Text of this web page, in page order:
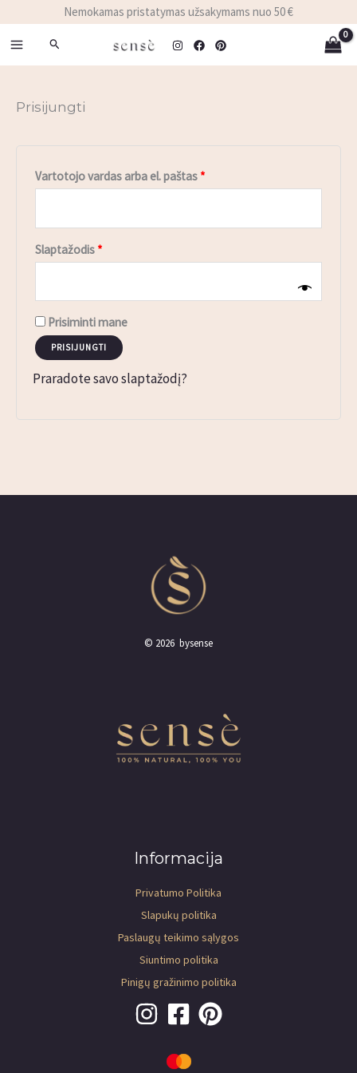
turinio
Nemokamas pristatymas užsakymams nuo 50 €
Paieška
Prisijungti
Vartotojo vardas arba el. paštas *
Privalomas
Slaptažodis *
Privalomas
Prisiminti mane
PRISIJUNGTI
Praradote savo slaptažodį?
© 2026 bysense
Informacija
Privatumo Politika
Slapukų politika
Paslaugų teikimo sąlygos
Siuntimo politika
Pinigų gražinimo politika